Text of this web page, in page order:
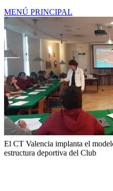
MENÚ PRINCIPAL
El CT Valencia implanta el
estructura deportiva del Club